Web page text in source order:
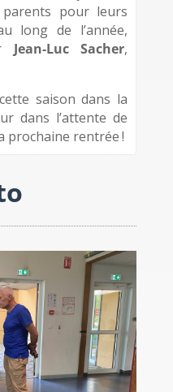
pour leurs
long de l’année,
Jean-Luc Sacher,
saison dans la
dans l’attente de
prochaine rentrée !